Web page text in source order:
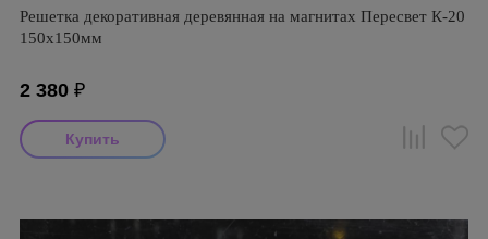
Решетка декоративная деревянная на магнитах Пересвет К-20
150х150мм
2 380 ₽